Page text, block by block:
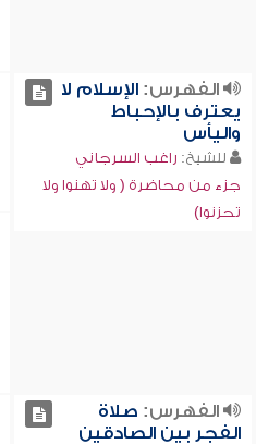
الفهرس:الإسلام لا
يعترف بالإحباط
واليأس
للشيخ: راغب السرجاني
جزء من محاضرة ( ولا تهنوا ولا
تحزنوا)
الفهرس: صلاة
الفجر بين الصادقين